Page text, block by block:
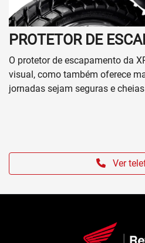
PROTETOR DE
O protetor de escapamento da
visual, como também oferece
jornadas sejam seguras e
Ver